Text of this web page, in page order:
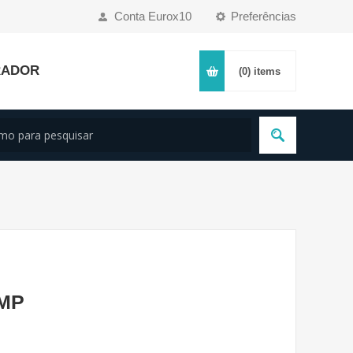
Preferências
Conta Eurox10
(0) items